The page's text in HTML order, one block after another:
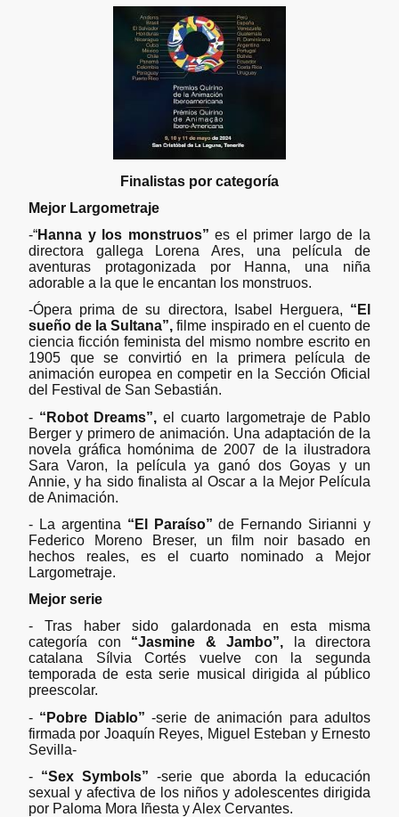
Finalistas por categoría
Mejor Largometraje
-“Hanna y los monstruos”es el primer largo de la
directora gallega Lorena Ares, una película de
aventuras protagonizada por Hanna, una niña
adorable a la que le encantan los monstruos.
-Ópera prima de su directora, Isabel Herguera, “El
sueño de la Sultana”, filme inspirado en el cuento de
ciencia ficción feminista del mismo nombre escrito en
1905 que se convirtió en la primera película de
animación europea en competir en la Sección Oficial
del Festival de San Sebastián.
- “Robot Dreams”, el cuarto largometraje de Pablo
Berger y primero de animación. Una adaptación de la
novela gráfica homónima de 2007 de la ilustradora
Sara Varon, la película ya ganó dos Goyas y un
Annie, y ha sido finalista al Oscar a la Mejor Película
de Animación.
- La argentina “El Paraíso” de Fernando Sirianni y
Federico Moreno Breser, un film noir basado en
hechos reales, es el cuarto nominado a Mejor
Largometraje.
Mejor serie
- Tras haber sido galardonada en esta misma
categoría con “Jasmine & Jambo”,
la directora
catalana Sílvia Cortés vuelve con la segunda
temporada de esta serie musical dirigida al público
preescolar.
- “Pobre Diablo” -serie de animación para adultos
firmada por Joaquín Reyes, Miguel Esteban y Ernesto
Sevilla-
- “Sex Symbols” -serie que aborda la educación
sexual y afectiva de los niños y adolescentes dirigida
por Paloma Mora Iñesta y Alex Cervantes.